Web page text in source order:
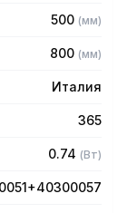
пластика
очистки
500 (мм)
800 (мм)
Италия
365
0.74 (Вт)